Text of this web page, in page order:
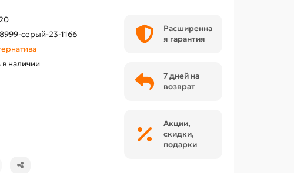
серый-23-1166
в наличии
Расширенна
я гарантия
7 дней на
возврат
Акции,
скидки,
подарки